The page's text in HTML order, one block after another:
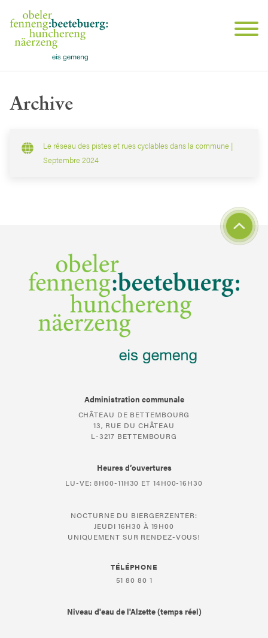
Archive
Le réseau des pistes et rues cyclables dans la commune |
Septembre 2024
Administration communale
CHÂTEAU DE BETTEMBOURG
13, RUE DU CHÂTEAU
L-3217 BETTEMBOURG
Heures d’ouvertures
LU-VE: 8H00-11H30 ET 14H00-16H30
NOCTURNE DU BIERGERZENTER:
JEUDI 16H30 À 19H00
UNIQUEMENT SUR RENDEZ-VOUS!
TÉLÉPHONE
51 80 80 1
Niveau d'eau de l'Alzette (temps réel)